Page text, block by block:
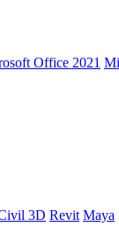
Office 2021
3D Revit Maya